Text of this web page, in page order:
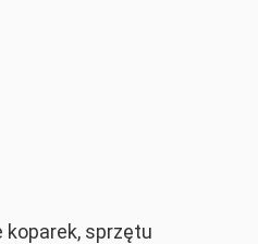
koparek, sprzętu